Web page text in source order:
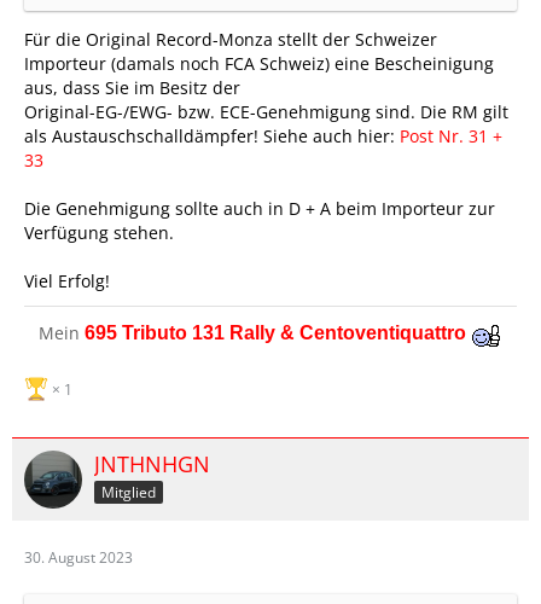
Für die Original Record-Monza stellt der Schweizer
Importeur (damals noch FCA Schweiz) eine Bescheinigung
aus, dass Sie im Besitz der
Original-EG-/EWG- bzw. ECE-Genehmigung sind. Die RM gilt
als Austauschschalldämpfer! Siehe auch hier: Post Nr. 31 +
33
Die Genehmigung sollte auch in D + A beim Importeur zur
Verfügung stehen.
Viel Erfolg!
Mein 695 Tributo 131 Rally & Centoventiquattro
1
JNTHNHGN
Mitglied
30. August 2023